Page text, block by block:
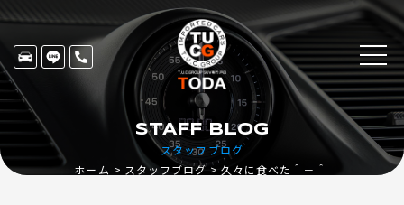
スタッフブログ
STAFF BLOG
ホーム スタッフブログ 久々に食べた＾－＾